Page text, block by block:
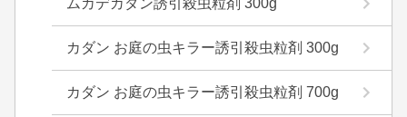
ムカデカダン誘引殺虫粒剤 300g
カダン お庭の虫キラー誘引殺虫粒剤 300g
カダン お庭の虫キラー誘引殺虫粒剤 700g